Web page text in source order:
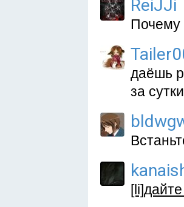
ReiJJi
Почему
даёшь
за